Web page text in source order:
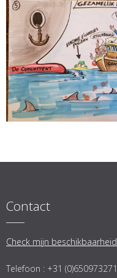
Contact
Check mijn beschikbaarheid.
Telefoon : +31 (0)650973271